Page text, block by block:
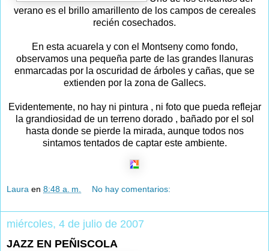
verano es el brillo amarillento de los campos de cereales
recién cosechados.
En esta acuarela y con el Montseny como fondo,
observamos una pequeña parte de las grandes llanuras
enmarcadas por la oscuridad de árboles y cañas, que se
extienden por la zona de Gallecs.
Evidentemente, no hay ni pintura , ni foto que pueda reflejar
la grandiosidad de un terreno dorado , bañado por el sol
hasta donde se pierde la mirada, aunque todos nos
sintamos tentados de captar este ambiente.
Laura en 8:48 a. m. No hay comentarios:
miércoles, 4 de julio de 2007
JAZZ EN PEÑISCOLA